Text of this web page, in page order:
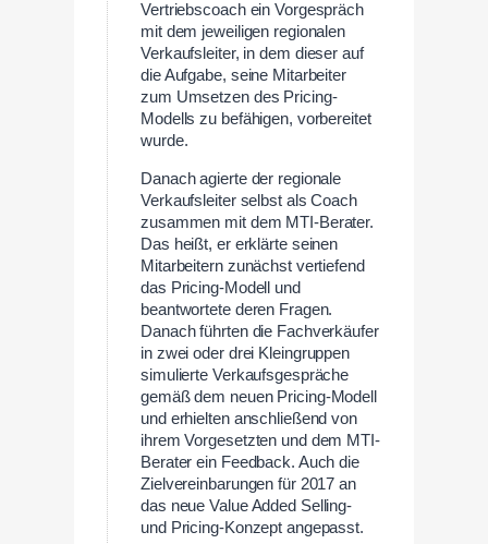
Vertriebscoach ein Vorgespräch
mit dem jeweiligen regionalen
Verkaufsleiter, in dem dieser auf
die Aufgabe, seine Mitarbeiter
zum Umsetzen des Pricing-
Modells zu befähigen, vorbereitet
wurde.
Danach agierte der regionale
Verkaufsleiter selbst als Coach
zusammen mit dem MTI-Berater.
Das heißt, er erklärte seinen
Mitarbeitern zunächst vertiefend
das Pricing-Modell und
beantwortete deren Fragen.
Danach führten die Fachverkäufer
in zwei oder drei Kleingruppen
simulierte Verkaufsgespräche
gemäß dem neuen Pricing-Modell
und erhielten anschließend von
ihrem Vorgesetzten und dem MTI-
Berater ein Feedback. Auch die
Zielvereinbarungen für 2017 an
das neue Value Added Selling-
und Pricing-Konzept angepasst.